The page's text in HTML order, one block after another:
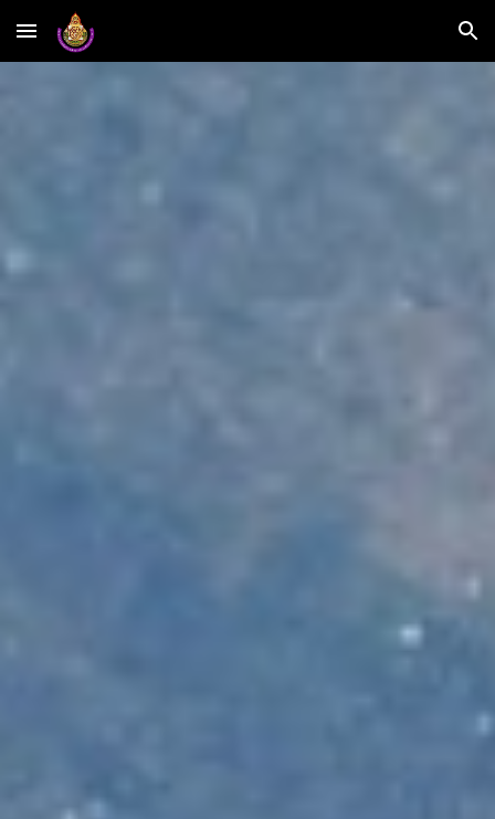
Skip to main content Skip to navigation